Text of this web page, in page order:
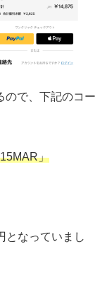
ので、下記のコー
」
となっていまし